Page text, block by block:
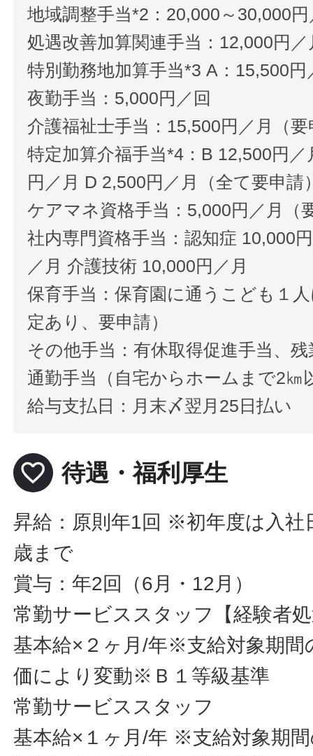
地域調整手当*2：20,000～30,000
処遇改善加算関連手当：12,000円／
特別勤務地加算手当*3 A：15,500円
夜勤手当：5,000円／回
介護福祉士手当：15,500円／月（要
特定加算介福手当*4：B 12,500円
円／月 D 2,500円／月（全て要申請
ケアマネ資格手当：5,000円／月（
社内専門資格手当：認知症 10,000
／月 介護技術 10,000円／月
保育手当：保育園に通うこども１
定あり、要申請）
その他手当：有休取得促進手当、
通勤手当（自宅からホームまで2㎞
給与支払日：月末〆翌月25日払い
favorite_border 待遇・福利厚生
昇給：原則年1回 ※初年度は入
歳まで
賞与：年2回（6月・12月）
常勤サービススタッフ【経験
基本給×２ヶ月/年※支給対象期間
価により変動※Ｂ１等級基準
常勤サービススタッフ
基本給×１ヶ月/年 ※支給対象期